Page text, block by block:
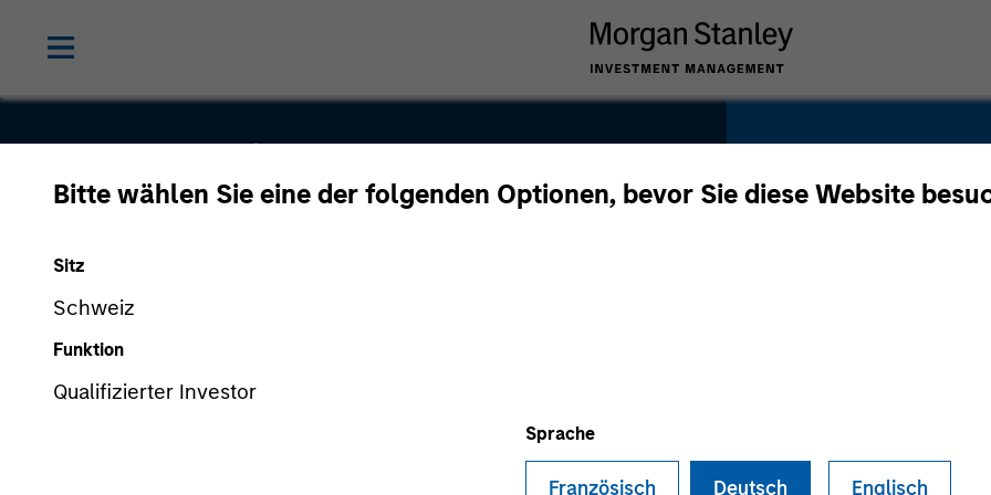
Bitte wählen Sie eine der folgenden Optionen, bevor Sie diese Website
Sitz
Schweiz
Funktion
Qualifizierter Investor
Sprache
Französisch Deutsch Englisch
Rapidue
Private
Limited
Waste